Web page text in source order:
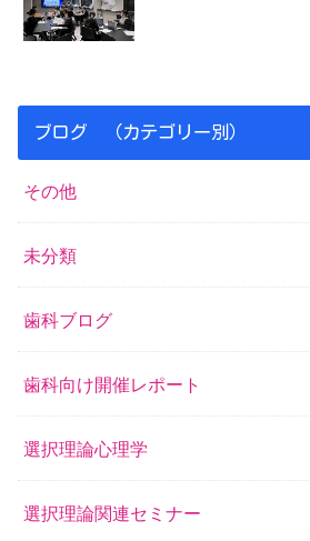
ブログ （カテゴリー別）
その他
未分類
歯科ブログ
歯科向け開催レポート
選択理論心理学
選択理論関連セミナー